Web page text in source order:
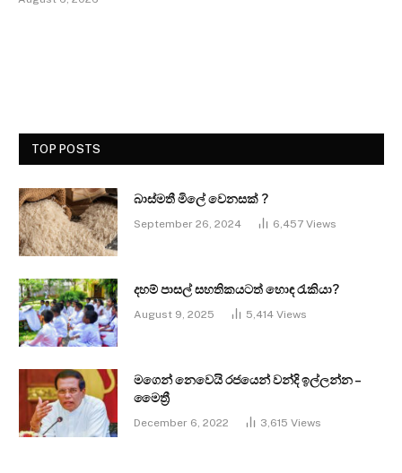
TOP POSTS
බාස්මතී මිලේ වෙනසක් ?
September 26, 2024 6,457 Views
දහම් පාසල් සහතිකයටත් හොඳ රැකියා?
August 9, 2025 5,414 Views
මගෙන් නෙවෙයි රජයෙන් වන්දි ඉල්ලන්න –
මෛත්‍රී
December 6, 2022 3,615 Views